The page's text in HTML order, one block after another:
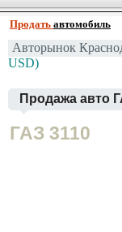
Продать автомобиль
Авторынок
USD)
Продажа авто
ГАЗ 3110